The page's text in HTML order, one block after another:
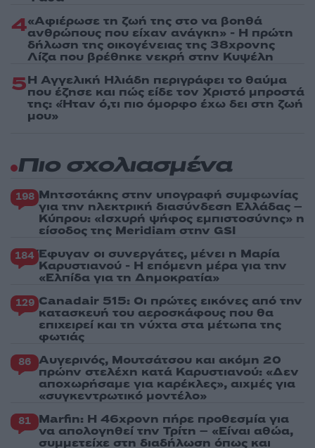
4«Αφιέρωσε τη ζωή της στο να βοηθά
ανθρώπους που είχαν ανάγκη» - Η πρώτη
δήλωση της οικογένειας της 38χρονης
Λίζα που βρέθηκε νεκρή στην Κυψέλη
5Η Αγγελική Ηλιάδη περιγράφει το θαύμα
που έζησε και πώς είδε τον Χριστό μπροστά
της: «Ήταν ό,τι πιο όμορφο έχω δει στη ζωή
μου»
Πιο σχολιασμένα
198 Μητσοτάκης στην υπογραφή συμφωνίας
για την ηλεκτρική διασύνδεση Ελλάδας –
Κύπρου: «Ισχυρή ψήφος εμπιστοσύνης» η
είσοδος της Meridiam στην GSI
184 Έφυγαν οι συνεργάτες, μένει η Μαρία
Καρυστιανού - Η επόμενη μέρα για την
«Ελπίδα για τη Δημοκρατία»
129 Canadair 515: Οι πρώτες εικόνες από την
κατασκευή του αεροσκάφους που θα
επιχειρεί και τη νύχτα στα μέτωπα της
φωτιάς
86 Αυγερινός, Μουτσάτσου και ακόμη 20
πρώην στελέχη κατά Καρυστιανού: «Δεν
αποχωρήσαμε για καρέκλες», αιχμές για
«συγκεντρωτικό μοντέλο»
81 Marfin: Η 46χρονη πήρε προθεσμία για
να απολογηθεί την Τρίτη – «Είναι αθώα,
συμμετείχε στη διαδήλωση όπως και